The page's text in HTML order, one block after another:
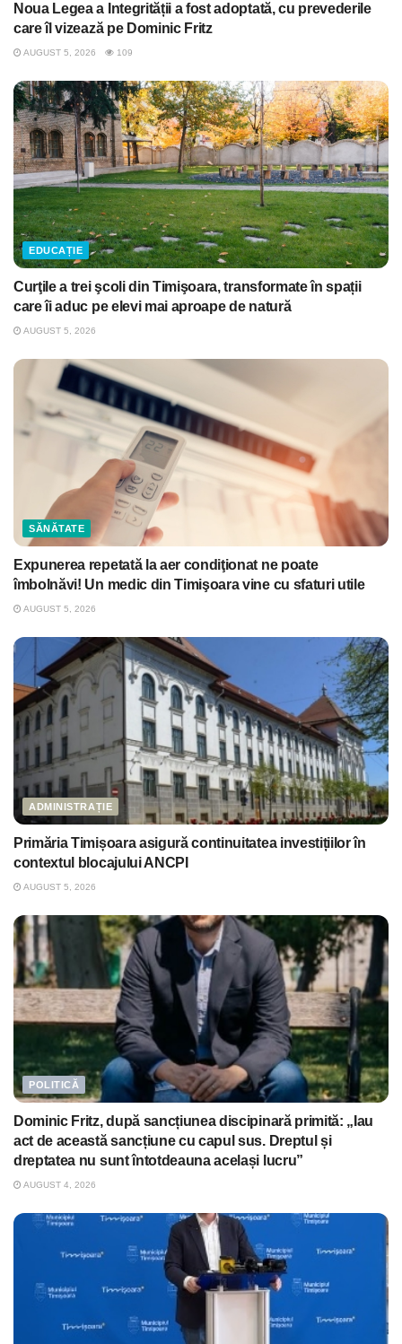
Noua Legea a Integrității a fost adoptată, cu prevederile
care îl vizează pe Dominic Fritz
AUGUST 5, 2026 109
EDUCAȚIE
Curţile a trei şcoli din Timişoara, transformate în spații
care îi aduc pe elevi mai aproape de natură
AUGUST 5, 2026
SĂNĂTATE
Expunerea repetată la aer condiţionat ne poate
îmbolnăvi! Un medic din Timişoara vine cu sfaturi utile
AUGUST 5, 2026
ADMINISTRAȚIE
Primăria Timișoara asigură continuitatea investițiilor în
contextul blocajului ANCPI
AUGUST 5, 2026
POLITICĂ
Dominic Fritz, după sancțiunea discipinară primită: „Iau
act de această sancțiune cu capul sus. Dreptul și
dreptatea nu sunt întotdeauna același lucru”
AUGUST 4, 2026